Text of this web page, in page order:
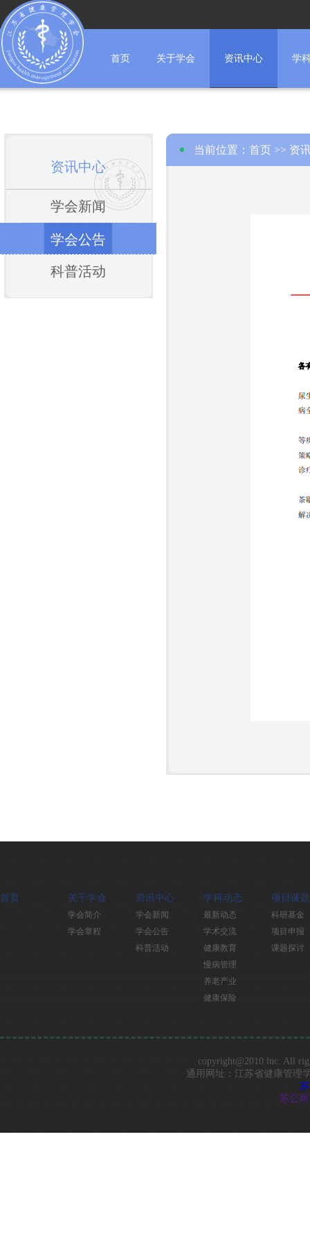
首页 关于学会 资讯中心 学
资讯中心
学会新闻
学会公告
科普活动
当前位置： 首页 >> 资
首页 关于学会
学会简介
学会章程
资讯中心
学会新闻
学会公告
科普活动
学科动态
最新动态
学术交流
健康教育
慢病管理
养老产业
健康保险
项目课题
科研基金
项目申报
课题探讨
copyright@2010 lnc. All
通用网址：江苏省健康管理
苏公网